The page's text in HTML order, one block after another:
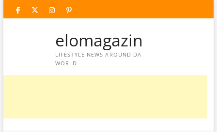
facebooktwitter
instagram
googleplus
pinterest
elomagazin
LIFESTYLE NEWS AROUND DA
WORLD